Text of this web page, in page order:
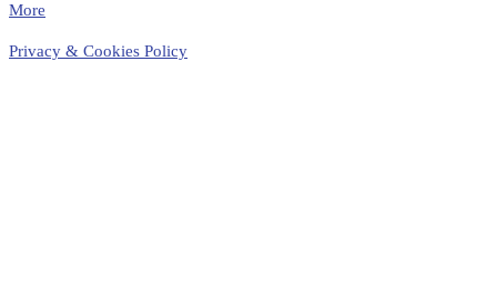
More
Privacy & Cookies Policy